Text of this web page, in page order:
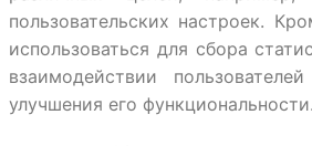
пользовательских настроек.
использоваться для сбора
взаимодействии
улучшения его функциональности.